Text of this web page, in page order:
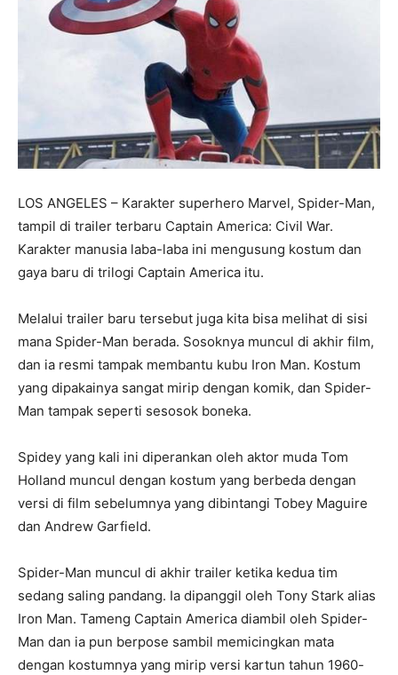
LOS ANGELES – Karakter superhero Marvel, Spider-Man,
tampil di trailer terbaru Captain America: Civil War.
Karakter manusia laba-laba ini mengusung kostum dan
gaya baru di trilogi Captain America itu.
Melalui trailer baru tersebut juga kita bisa melihat di sisi
mana Spider-Man berada. Sosoknya muncul di akhir film,
dan ia resmi tampak membantu kubu Iron Man. Kostum
yang dipakainya sangat mirip dengan komik, dan Spider-
Man tampak seperti sesosok boneka.
Spidey yang kali ini diperankan oleh aktor muda Tom
Holland muncul dengan kostum yang berbeda dengan
versi di film sebelumnya yang dibintangi Tobey Maguire
dan Andrew Garfield.
Spider-Man muncul di akhir trailer ketika kedua tim
sedang saling pandang. Ia dipanggil oleh Tony Stark alias
Iron Man. Tameng Captain America diambil oleh Spider-
Man dan ia pun berpose sambil memicingkan mata
dengan kostumnya yang mirip versi kartun tahun 1960-